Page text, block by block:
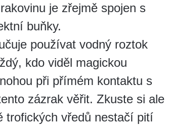
je zřejmě spojen s
buňky.
používat vodný roztok
kdo viděl magickou
při přímém kontaktu s
zázrak věřit. Zkuste si ale
trofických vředů nestačí pití